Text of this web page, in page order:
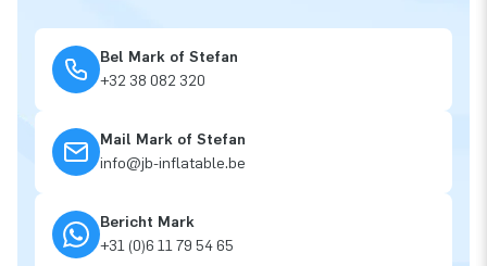
Bel Mark of Stefan
+32 38 082 320
Mail Mark of Stefan
info@jb-inflatable.be
Bericht Mark
+31 (0)6 11 79 54 65